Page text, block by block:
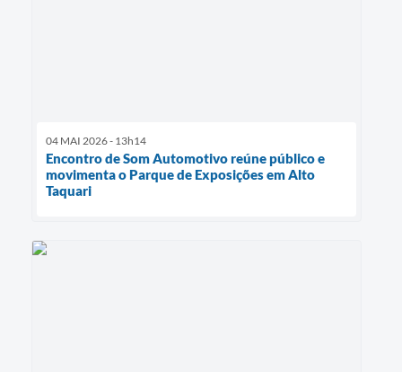
04 MAI 2026 - 13h14
Encontro de Som Automotivo reúne público e
movimenta o Parque de Exposições em Alto
Taquari